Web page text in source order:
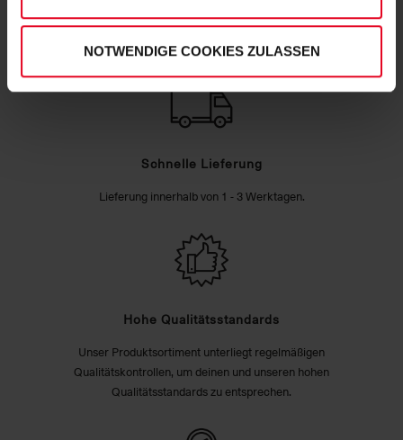
NOTWENDIGE COOKIES ZULASSEN
Schnelle Lieferung
Lieferung innerhalb von 1 - 3 Werktagen.
Hohe Qualitätsstandards
Unser Produktsortiment unterliegt regelmäßigen
Qualitätskontrollen, um deinen und unseren hohen
Qualitätsstandards zu entsprechen.